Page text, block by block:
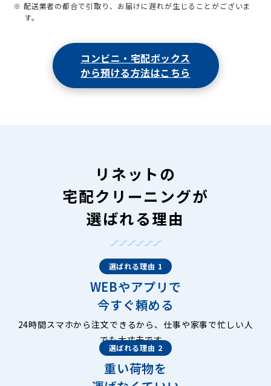
※ 配送業者の都合で引取り、お届けに遅れが生じることがございま
す。
コンビニ・宅配ボックス
から預ける方法はこちら
リネットの
宅配クリーニングが
選ばれる理由
選ばれる理由 1
WEBやアプリで
今すぐ頼める
24時間スマホから注文できるから、仕事や家事で忙しい人
でも大丈夫です。
選ばれる理由 2
重い荷物を